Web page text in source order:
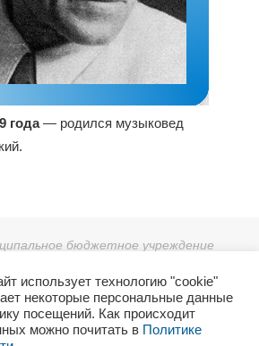
года— родился музыковед
бюджетное учреждение
Зеи».
38, тел: 8 (41658) 3-08-55.
и архивного дела Администрации
использует технологию "cookie"
некоторые персональные данные
посещений. Как происходит
можно почитать в Политике